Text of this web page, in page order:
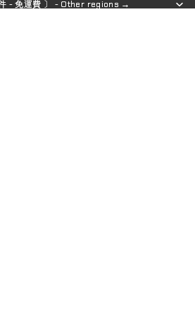
- 免運費 〕 - Other regions →
- 免運費 〕 - Other regions →